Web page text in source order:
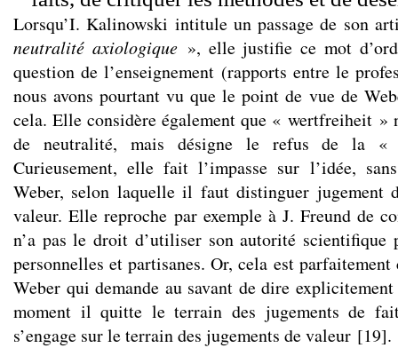
Lorsqu’I. Kalinowski intitule un passage de son
neutralité axiologique», elle justifie ce mot
question de l’enseignement (rapports entre le
nous avons pourtant vu que le point de vue de
cela. Elle considère également que « wertfreiheit »
de neutralité, mais désigne le refus de la «
Curieusement, elle fait l’impasse sur l’idée,
Weber, selon laquelle il faut distinguer jugement
valeur. Elle reproche par exemple à J. Freund de
n’a pas le droit d’utiliser son autorité scientifique
personnelles et partisanes. Or, cela est
Weber qui demande au savant de dire
moment il quitte le terrain des jugements de
s’engage sur le terrain des jugements de valeur [19].